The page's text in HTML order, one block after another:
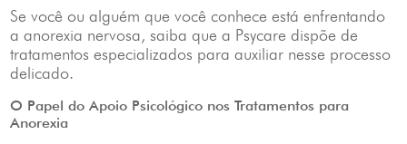
Se você ou alguém que você conhece está enfrentando
a anorexia nervosa, saiba que a Psycare dispõe de
tratamentos especializados para auxiliar nesse processo
delicado.
O Papel do Apoio Psicológico nos Tratamentos para
Anorexia